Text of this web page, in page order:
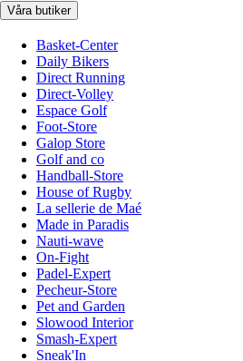
Våra butiker
Basket-Center
Daily Bikers
Direct Running
Direct-Volley
Espace Golf
Foot-Store
Galop Store
Golf and co
Handball-Store
House of Rugby
La sellerie de Maé
Made in Paradis
Nauti-wave
On-Fight
Padel-Expert
Pecheur-Store
Pet and Garden
Slowood Interior
Smash-Expert
Sneak'In